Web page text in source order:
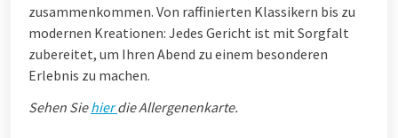
zusammenkommen. Von raffinierten Klassikern bis zu
modernen Kreationen: Jedes Gericht ist mit Sorgfalt
zubereitet, um Ihren Abend zu einem besonderen
Erlebnis zu machen.
Sehen Siehierdie Allergenenkarte.